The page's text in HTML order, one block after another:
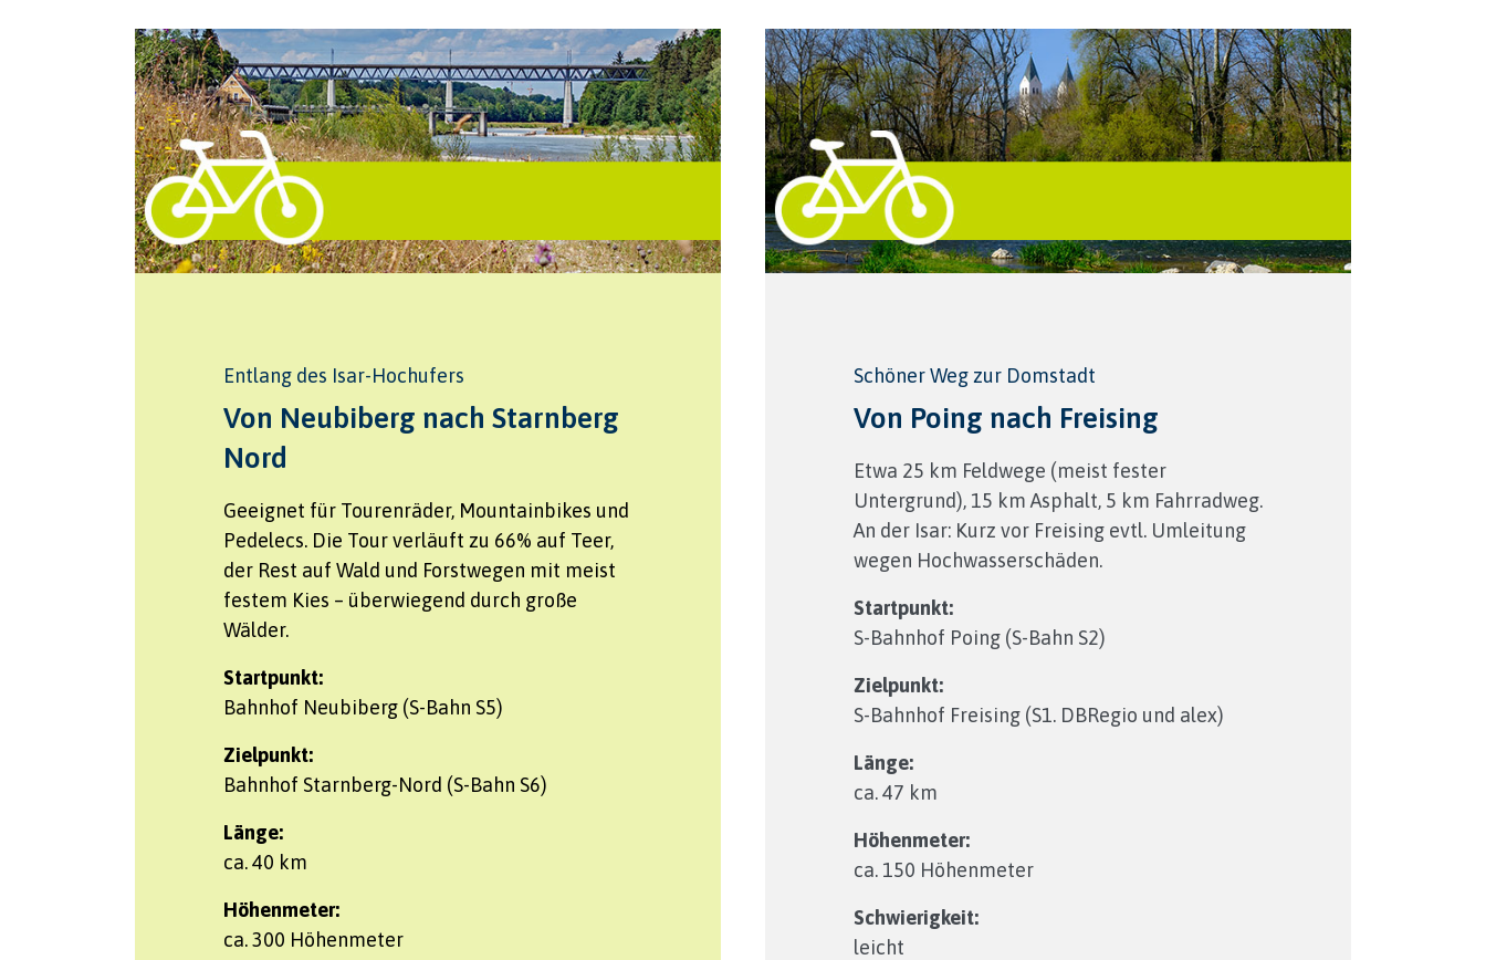
Entlang des Isar-Hochufers
Von Neubiberg nach Starnberg
Nord
Geeignet für Tourenräder, Mountainbikes und
Pedelecs. Die Tour verläuft zu 66% auf Teer,
der Rest auf Wald und Forstwegen mit meist
festem Kies – überwiegend durch große
Wälder.
Startpunkt:
Bahnhof Neubiberg (S-Bahn S5)
Zielpunkt:
Bahnhof Starnberg-Nord (S-Bahn S6)
Länge:
ca. 40 km
Höhenmeter:
ca. 300 Höhenmeter
Schöner Weg zur Domstadt
Von Poing nach Freising
Etwa 25 km Feldwege (meist fester
Untergrund), 15 km Asphalt, 5 km Fahrradweg.
An der Isar: Kurz vor Freising evtl. Umleitung
wegen Hochwasserschäden.
Startpunkt:
S-Bahnhof Poing (S-Bahn S2)
Zielpunkt:
S-Bahnhof Freising (S1. DBRegio und alex)
Länge:
ca. 47 km
Höhenmeter:
ca. 150 Höhenmeter
Schwierigkeit:
leicht